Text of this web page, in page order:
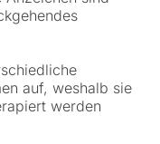
auf, weshalb sie
werden